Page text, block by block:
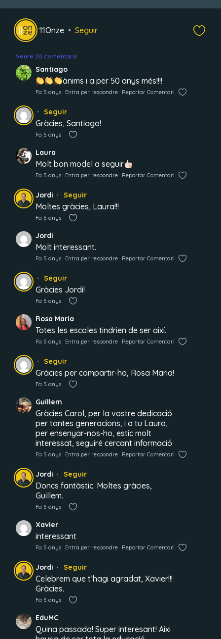
11Onze Seguir
Veure 20 comentaris
Santiago
ànims i a per 50 anys més!!!!
Fa 5 anys Entra per respondre Reportar Comentari
Seguir
Gràcies, Santiago!
Fa 5 anys
Laura
Molt bon model a seguir
Fa 5 anys Entra per respondre Reportar Comentari
Jordi Seguir
Moltes gràcies, Laura!!!
Fa 5 anys
Jordi
Molt interessant.
Fa 5 anys Entra per respondre Reportar Comentari
Seguir
Gràcies Jordi!
Fa 5 anys
Rosa Maria
Totes les escoles tindrien de ser així.
Fa 5 anys Entra per respondre Reportar Comentari
Seguir
Gràcies per compartir-ho, Rosa Maria!
Fa 5 anys
Guillem
Gràcies Carol, per la vostre dedicació
per tantes generacions, i a tu Laura,
per ensenyar-nos-ho, estic molt
interessat, seguiré cercant informació
Fa 5 anys Entra per respondre Reportar Comentari
Jordi Seguir
Doncs fantàstic. Moltes gràcies,
Guillem.
Fa 5 anys
Xavier
interessant
Fa 5 anys Entra per respondre Reportar Comentari
Jordi Seguir
Celebrem que t’hagi agradat, Xavier!!!
Gràcies.
Fa 5 anys
EduMC
Quina passada! Super interesant! Aixi